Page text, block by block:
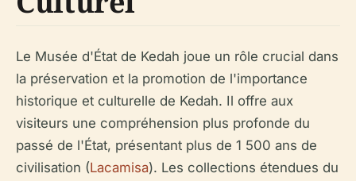
Le Musée d'État de Kedah joue un rôle crucial dans
la préservation et la promotion de l'importance
historique et culturelle de Kedah. Il offre aux
visiteurs une compréhension plus profonde du
passé de l'État, présentant plus de 1 500 ans de
civilisation (Lacamisa). Les collections étendues du